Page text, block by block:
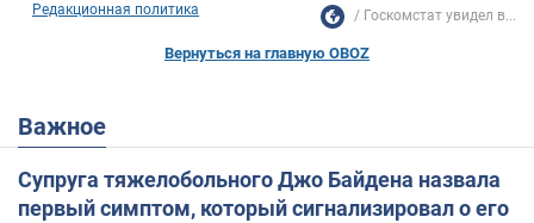
Редакционная политика Госкомстат увидел в...
Вернуться на главную OBOZ
Важное
Супруга тяжелобольного Джо Байдена назвала
первый симптом, который сигнализировал о его